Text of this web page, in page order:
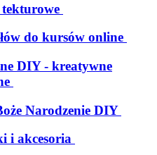
do kursów online
DIY - kreatywne
Narodzenie DIY
i akcesoria